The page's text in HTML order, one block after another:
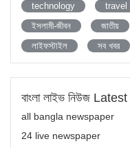
technology
travel
ইসলামী-জীবন
জাতীয়
লাইফস্টাইল
সব খবর
বাংলা লাইভ নিউজ
all bangla newspaper
24 live newspaper